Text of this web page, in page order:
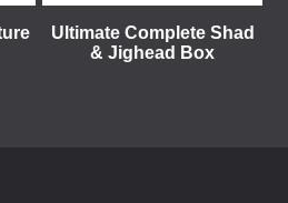
Ultimate Complete Shad
& Jighead Box